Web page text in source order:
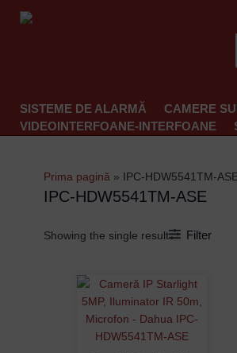
SISTEME DE ALARMĂ CAMERE
VIDEOINTERFOANE-INTERFOANE
Prima pagină » IPC-HDW5541TM-
IPC-HDW5541TM-ASE
Showing the single result Filter